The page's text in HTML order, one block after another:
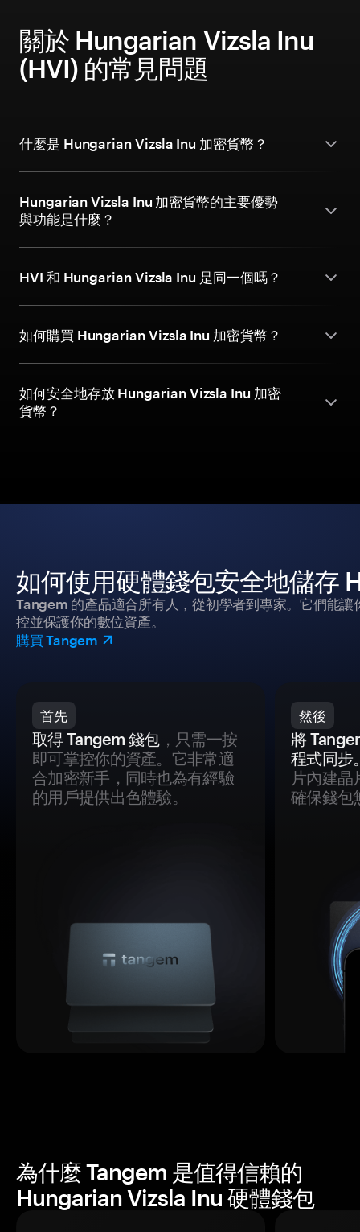
關於 Hungarian Vizsla Inu
(HVI) 的常見問題
什麼是 Hungarian Vizsla Inu 加密貨幣？
Hungarian Vizsla Inu 加密貨幣的主要優勢
與功能是什麼？
HVI 和 Hungarian Vizsla Inu 是同一個嗎？
如何購買 Hungarian Vizsla Inu 加密貨幣？
如何安全地存放 Hungarian Vizsla Inu 加密
貨幣？
如何使用硬體錢包安全地儲存
Tangem 的產品適合所有人，從初學者到專家。它們能
控並保護你的數位資產。
購買 Tangem
首先
取得 Tangem 錢包，只需一按
即可掌控你的資產。它非常適
合加密新手，同時也為有經驗
的用戶提供出色體驗。
然後
將
程式同步
片內建晶
確保錢包
為什麼 Tangem 是值得信賴的
Hungarian Vizsla Inu 硬體錢包